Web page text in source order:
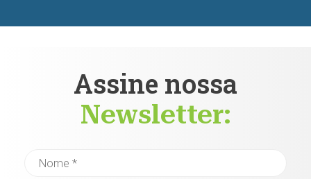
Assine nossa
Newsletter: